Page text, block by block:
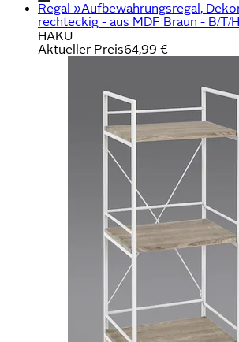
Regal »Aufbewahrungsregal,
rechteckig - aus MDF Braun - B/T/
HAKU
Aktueller Preis64,99 €